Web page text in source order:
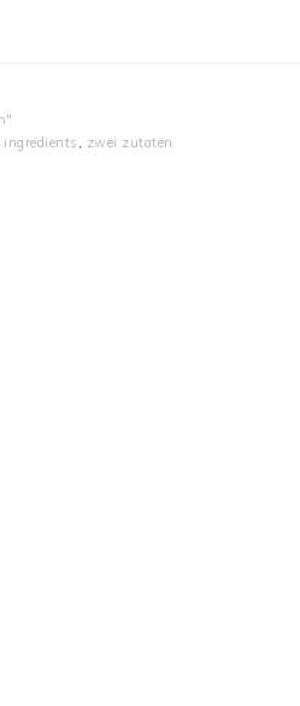
, zwei zutaten